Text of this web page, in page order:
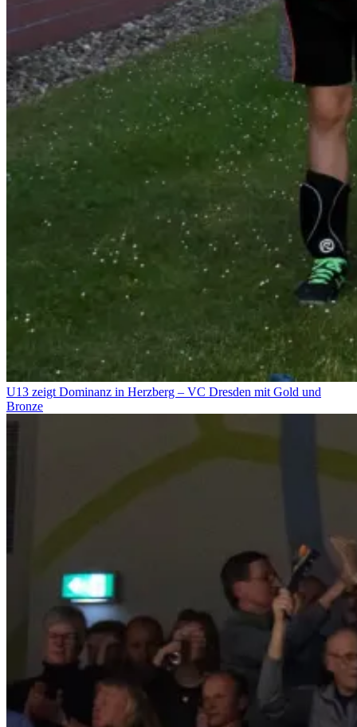
U13 zeigt Dominanz in Herzberg – VC Dresden mit Gold und
Bronze